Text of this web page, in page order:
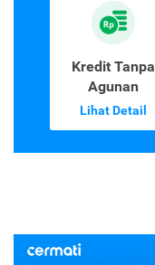
Kredit Tanpa
Agunan
Lihat Detail